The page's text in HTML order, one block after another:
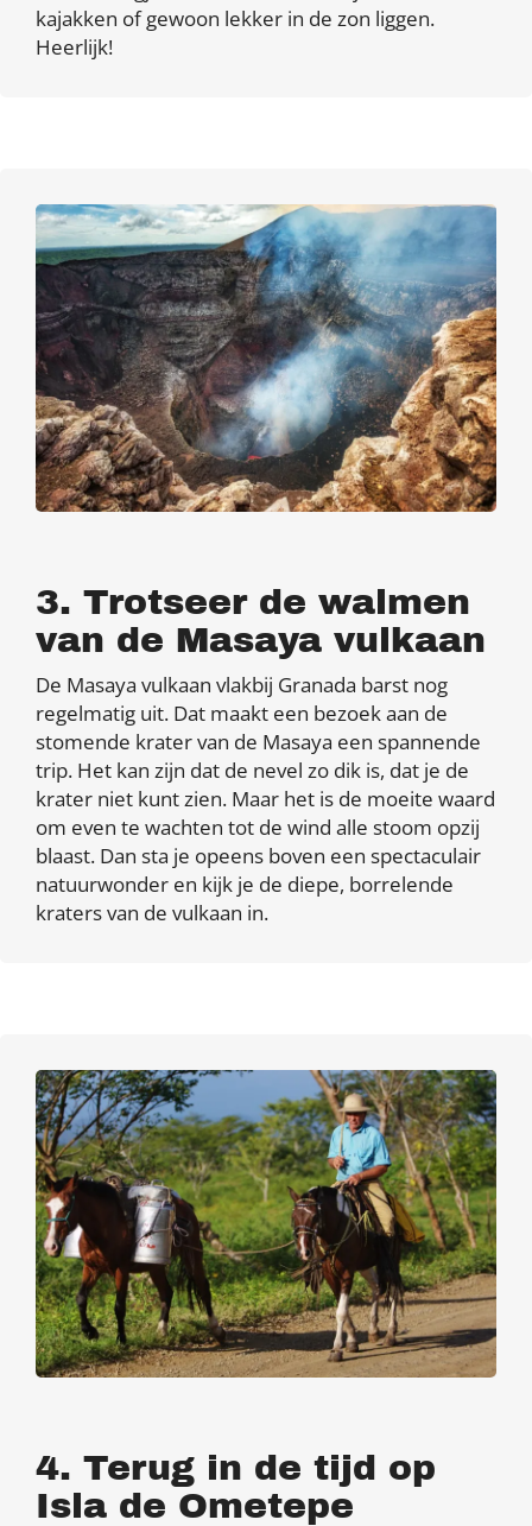
kajakken of gewoon lekker in de zon liggen.
Heerlijk!
3. Trotseer de walmen
van de Masaya vulkaan
De Masaya vulkaan vlakbij Granada barst nog
regelmatig uit. Dat maakt een bezoek aan de
stomende krater van de Masaya een spannende
trip. Het kan zijn dat de nevel zo dik is, dat je de
krater niet kunt zien. Maar het is de moeite waard
om even te wachten tot de wind alle stoom opzij
blaast. Dan sta je opeens boven een spectaculair
natuurwonder en kijk je de diepe, borrelende
kraters van de vulkaan in.
4. Terug in de tijd op
Isla de Ometepe